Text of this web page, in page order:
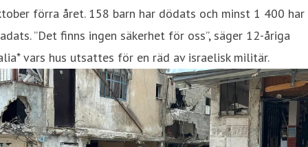
förra året. 158 barn har dödats och minst 1 400 har
”Det finns ingen säkerhet för oss”, säger 12-åriga
vars hus utsattes för en räd av israelisk militär.